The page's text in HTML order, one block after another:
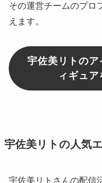
その運営チームのプロ
えます。
宇佐美リトの
ィギュ
宇佐美リトの人気
宇佐美リトさんの配信